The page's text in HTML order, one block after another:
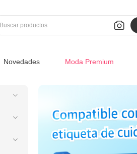

Buscar productos
Novedades Moda Premium